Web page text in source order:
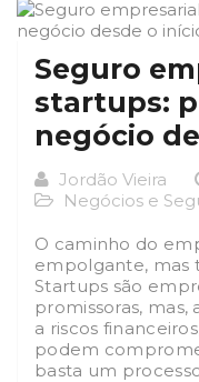
Seguro
startups:
negócio
Jordão Vieira
Negócios e
O caminho do
empolgante, mas
Startups são
promissoras,
a riscos
podem
basta um